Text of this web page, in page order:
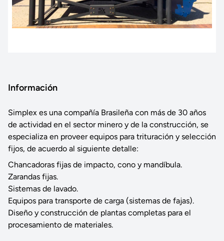
Información
Simplex es una compañía Brasileña con más de 30 años
de actividad en el sector minero y de la construcción, se
especializa en proveer equipos para trituración y selección
fijos, de acuerdo al siguiente detalle:
Chancadoras fijas de impacto, cono y mandíbula.
Zarandas fijas.
Sistemas de lavado.
Equipos para transporte de carga (sistemas de fajas).
Diseño y construcción de plantas completas para el
procesamiento de materiales.